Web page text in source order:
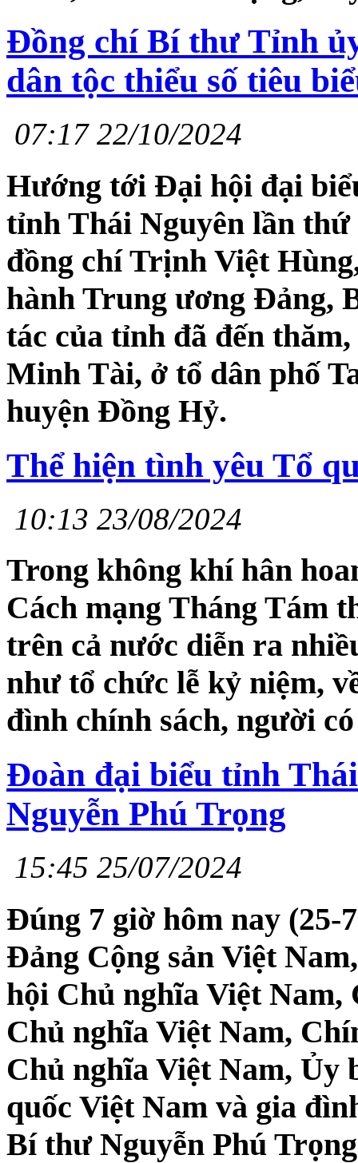
Đồng chí Bí thư Tỉnh
dân tộc thiểu số tiêu
07:17 22/10/2024
Hướng tới Đại hội đại
tỉnh Thái Nguyên lần thứ
đồng chí Trịnh Việt
hành Trung ương Đảng,
tác của tỉnh đã đến
Minh Tài, ở tổ dân phố
huyện Đồng Hỷ.
Thể hiện tình yêu Tổ
10:13 23/08/2024
Trong không khí hân
Cách mạng Tháng Tám
trên cả nước diễn ra
như tổ chức lễ kỷ niệm,
đình chính sách, người
Đoàn đại biểu tỉnh
Nguyễn Phú Trọng
15:45 25/07/2024
Đúng 7 giờ hôm nay (25-
Đảng Cộng sản Việt
hội Chủ nghĩa Việt Nam,
Chủ nghĩa Việt Nam,
Chủ nghĩa Việt Nam,
quốc Việt Nam và gia
Bí thư Nguyễn Phú